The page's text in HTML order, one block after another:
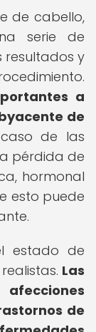
de cabello,
serie de
resultados y
a
de
de las
pérdida de
hormonal
esto puede
estado de
Las
de